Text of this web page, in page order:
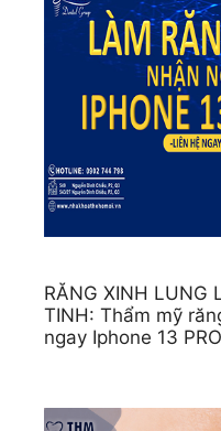
RĂNG XINH LUNG
TINH: Thẩm mỹ
ngay Iphone 13 PRO